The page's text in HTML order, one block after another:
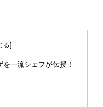
一流シェフが伝授！